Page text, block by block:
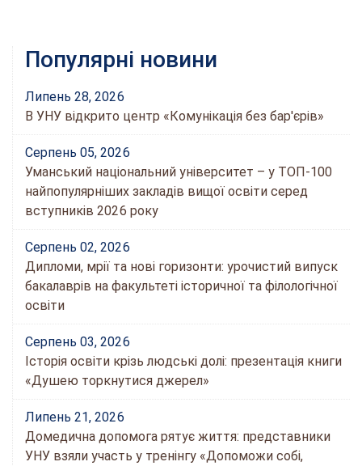
Популярні новини
Липень 28, 2026
В УНУ відкрито центр «Комунікація без бар'єрів»
Серпень 05, 2026
Уманський національний університет – у ТОП-100
найпопулярніших закладів вищої освіти серед
вступників 2026 року
Серпень 02, 2026
Дипломи, мрії та нові горизонти: урочистий випуск
бакалаврів на факультеті історичної та філологічної
освіти
Серпень 03, 2026
Історія освіти крізь людські долі: презентація книги
«Душею торкнутися джерел»
Липень 21, 2026
Домедична допомога рятує життя: представники
УНУ взяли участь у тренінгу «Допоможи собі,